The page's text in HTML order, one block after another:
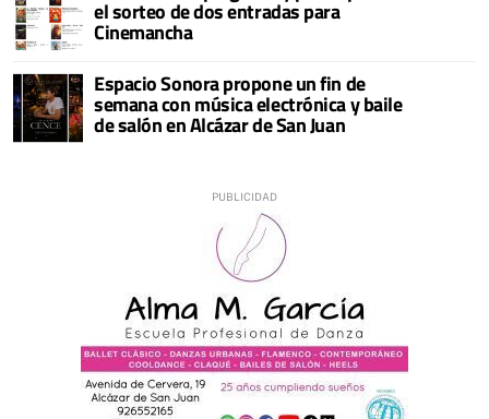
el sorteo de dos entradas para
Cinemancha
Espacio Sonora propone un fin de
semana con música electrónica y baile
de salón en Alcázar de San Juan